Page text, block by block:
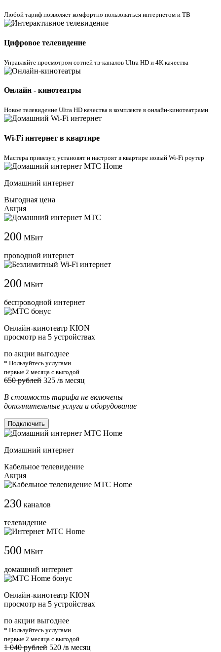
Любой тариф позволяет комфортно пользоваться интернетом и ТВ
Цифровое телевидение
Управляйте просмотром cотней тв-каналов Ultra HD и 4K качества
Онлайн - кинотеатры
Новое телевидение Ultra HD качества в комплекте в онлайн-кинотеатрами
Wi-Fi интернет в квартире
Мастера привезут, установят и настроят в квартире новый Wi-Fi роутер
Домашний интернет
Выгодная цена
Акция
200 МБит
проводной интернет
200 МБит
беспроводной интернет
Онлайн-кинотеатр KION
просмотр на 5 устройствах
по акции выгоднее
* Пользуйтесь услугами
первые 2 месяца с выгодой
650 рублей 325 /в месяц
В стоимость тарифа не включены
дополнительные услуги и оборудование
Подключить
Домашний интернет
Кабельное телевидение
Акция
230 каналов
телевидение
500 МБит
домашний интернет
Онлайн-кинотеатр KION
просмотр на 5 устройствах
по акции выгоднее
* Пользуйтесь услугами
первые 2 месяца с выгодой
1 040 рублей 520 /в месяц